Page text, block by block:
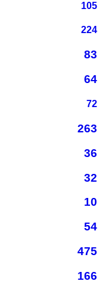
105
224
83
64
72
263
36
32
10
54
475
166